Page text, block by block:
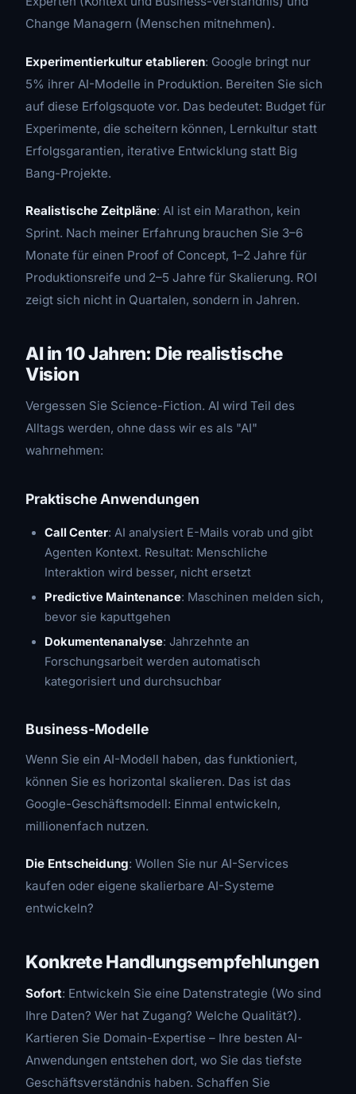
Change Managern (Menschen mitnehmen).
Experimentierkultur etablieren: Google bringt nur
5% ihrer AI-Modelle in Produktion. Bereiten Sie sich
auf diese Erfolgsquote vor. Das bedeutet: Budget für
Experimente, die scheitern können, Lernkultur statt
Erfolgsgarantien, iterative Entwicklung statt Big
Bang-Projekte.
Realistische Zeitpläne: AI ist ein Marathon, kein
Sprint. Nach meiner Erfahrung brauchen Sie 3–6
Monate für einen Proof of Concept, 1–2 Jahre für
Produktionsreife und 2–5 Jahre für Skalierung. ROI
zeigt sich nicht in Quartalen, sondern in Jahren.
AI in 10 Jahren: Die realistische
Vision
Vergessen Sie Science-Fiction. AI wird Teil des
Alltags werden, ohne dass wir es als "AI"
wahrnehmen:
Praktische Anwendungen
Call Center: AI analysiert E-Mails vorab und gibt
Agenten Kontext. Resultat: Menschliche
Interaktion wird besser, nicht ersetzt
Predictive Maintenance: Maschinen melden sich,
bevor sie kaputtgehen
Dokumentenanalyse: Jahrzehnte an
Forschungsarbeit werden automatisch
kategorisiert und durchsuchbar
Business-Modelle
Wenn Sie ein AI-Modell haben, das funktioniert,
können Sie es horizontal skalieren. Das ist das
Google-Geschäftsmodell: Einmal entwickeln,
millionenfach nutzen.
Die Entscheidung: Wollen Sie nur AI-Services
kaufen oder eigene skalierbare AI-Systeme
entwickeln?
Konkrete Handlungsempfehlungen
Sofort: Entwickeln Sie eine Datenstrategie (Wo sind
Ihre Daten? Wer hat Zugang? Welche Qualität?).
Kartieren Sie Domain-Expertise – Ihre besten AI-
Anwendungen entstehen dort, wo Sie das tiefste
Geschäftsverständnis haben. Schaffen Sie